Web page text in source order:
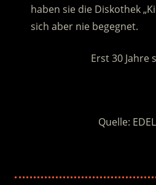
haben sie die Diskothek
sich aber nie begegnet.
Erst 30 Jahre
Quelle: